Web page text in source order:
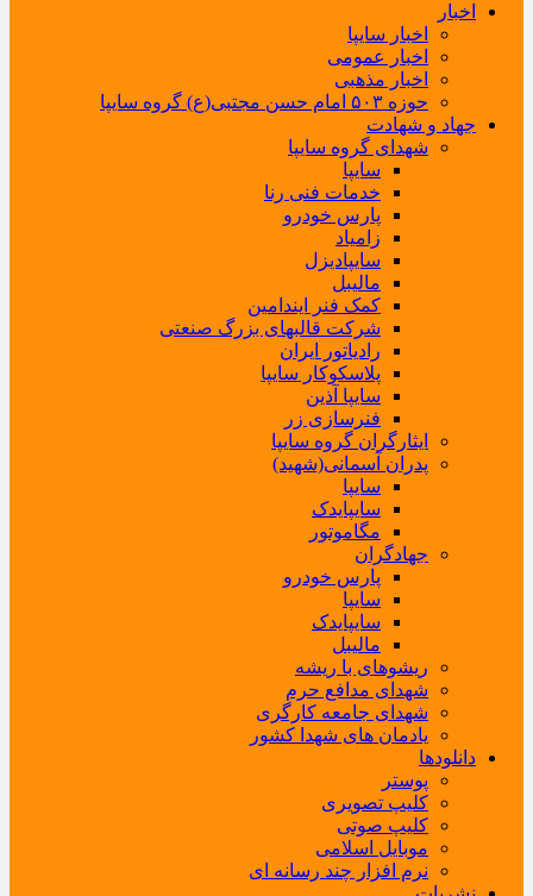
اخبار
اخبار سایپا
اخبار عمومی
اخبار مذهبی
حوزه ۵۰۳ امام حسن مجتبی(ع) گروه سایپا
جهاد و شهادت
شهدای گروه سایپا
سایپا
خدمات فنی رنا
پارس خودرو
زامیاد
سایپادیزل
مالیبل
کمک فنر ایندامین
شرکت قالبهای بزرگ صنعتی
رادیاتور ایران
پلاسکوکار سایپا
سایپا آذین
فنرسازی زر
ایثارگران گروه سایپا
پدران آسمانی(شهید)
سایپا
سایپایدک
مگاموتور
جهادگران
پارس خودرو
سایپا
سایپایدک
مالیبل
ریشوهای با ریشه
شهدای مدافع حرم
شهدای جامعه کارگری
یادمان های شهدا کشور
دانلودها
پوستر
کلیپ تصویری
کلیپ صوتی
موبایل اسلامی
نرم افزار چند رسانه ای